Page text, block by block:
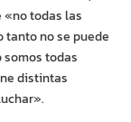
«no todas las
tanto no se puede
todas
distintas